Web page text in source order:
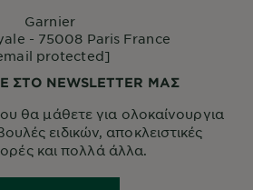
Garnier
- 75008 Paris France
protected]
ΣΤΟ NEWSLETTER ΜΑΣ
θα μάθετε για ολοκαίνουργια
ειδικών, αποκλειστικές
και πολλά άλλα.